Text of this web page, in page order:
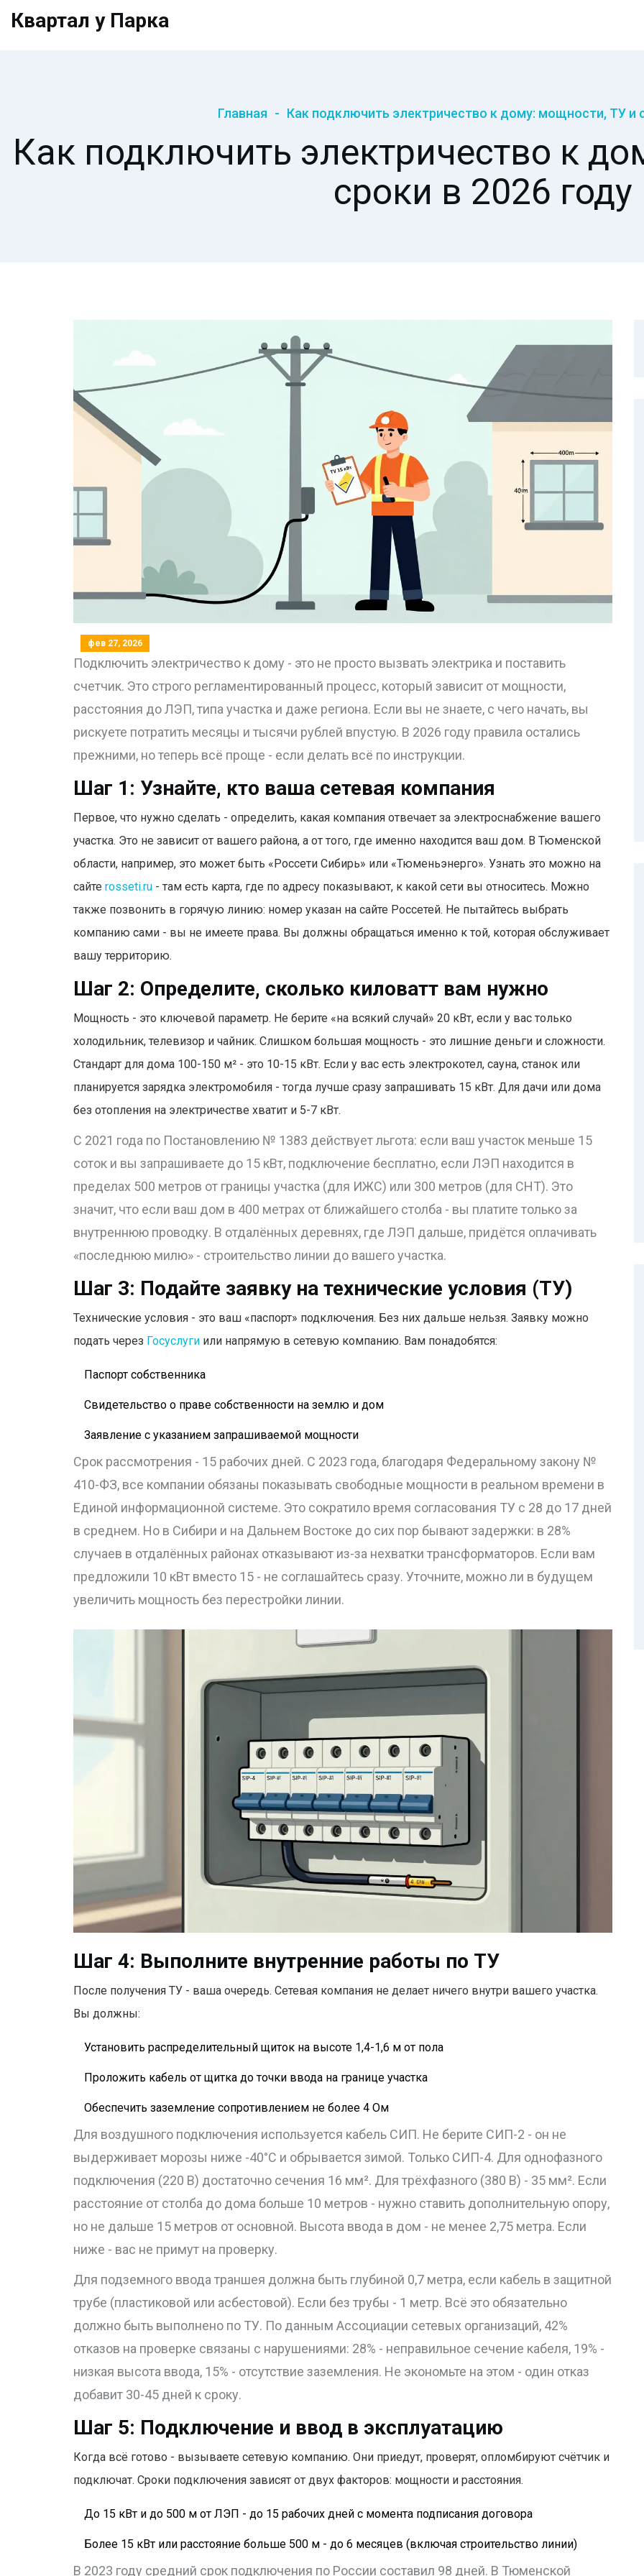
Квартал у Парка
Главная Как подключить электричество к дому: мощности, ТУ и
Как подключить электричество к
сроки в 2026 году
фев 27, 2026
Подключить электричество к дому - это не просто вызвать электрика и поставить
счетчик. Это строго регламентированный процесс, который зависит от мощности,
расстояния до ЛЭП, типа участка и даже региона. Если вы не знаете, с чего начать, вы
рискуете потратить месяцы и тысячи рублей впустую. В 2026 году правила остались
прежними, но теперь всё проще - если делать всё по инструкции.
Шаг 1: Узнайте, кто ваша сетевая компания
Первое, что нужно сделать - определить, какая компания отвечает за электроснабжение вашего
участка. Это не зависит от вашего района, а от того, где именно находится ваш дом. В Тюменской
области, например, это может быть «Россети Сибирь» или «Тюменьэнерго». Узнать это можно на
сайте rosseti.ru - там есть карта, где по адресу показывают, к какой сети вы относитесь. Можно
также позвонить в горячую линию: номер указан на сайте Россетей. Не пытайтесь выбрать
компанию сами - вы не имеете права. Вы должны обращаться именно к той, которая обслуживает
вашу территорию.
Шаг 2: Определите, сколько киловатт вам нужно
Мощность - это ключевой параметр. Не берите «на всякий случай» 20 кВт, если у вас только
холодильник, телевизор и чайник. Слишком большая мощность - это лишние деньги и сложности.
Стандарт для дома 100-150 м² - это 10-15 кВт. Если у вас есть электрокотел, сауна, станок или
планируется зарядка электромобиля - тогда лучше сразу запрашивать 15 кВт. Для дачи или дома
без отопления на электричестве хватит и 5-7 кВт.
С 2021 года по Постановлению № 1383 действует льгота: если ваш участок меньше 15
соток и вы запрашиваете до 15 кВт, подключение бесплатно, если ЛЭП находится в
пределах 500 метров от границы участка (для ИЖС) или 300 метров (для СНТ). Это
значит, что если ваш дом в 400 метрах от ближайшего столба - вы платите только за
внутреннюю проводку. В отдалённых деревнях, где ЛЭП дальше, придётся оплачивать
«последнюю милю» - строительство линии до вашего участка.
Шаг 3: Подайте заявку на технические условия (ТУ)
Технические условия - это ваш «паспорт» подключения. Без них дальше нельзя. Заявку можно
подать через Госуслуги или напрямую в сетевую компанию. Вам понадобятся:
Паспорт собственника
Свидетельство о праве собственности на землю и дом
Заявление с указанием запрашиваемой мощности
Срок рассмотрения - 15 рабочих дней. С 2023 года, благодаря Федеральному закону №
410-ФЗ, все компании обязаны показывать свободные мощности в реальном времени в
Единой информационной системе. Это сократило время согласования ТУ с 28 до 17 дней
в среднем. Но в Сибири и на Дальнем Востоке до сих пор бывают задержки: в 28%
случаев в отдалённых районах отказывают из-за нехватки трансформаторов. Если вам
предложили 10 кВт вместо 15 - не соглашайтесь сразу. Уточните, можно ли в будущем
увеличить мощность без перестройки линии.
Шаг 4: Выполните внутренние работы по ТУ
После получения ТУ - ваша очередь. Сетевая компания не делает ничего внутри вашего участка.
Вы должны:
Установить распределительный щиток на высоте 1,4-1,6 м от пола
Проложить кабель от щитка до точки ввода на границе участка
Обеспечить заземление сопротивлением не более 4 Ом
Для воздушного подключения используется кабель СИП. Не берите СИП-2 - он не
выдерживает морозы ниже -40°C и обрывается зимой. Только СИП-4. Для однофазного
подключения (220 В) достаточно сечения 16 мм². Для трёхфазного (380 В) - 35 мм². Если
расстояние от столба до дома больше 10 метров - нужно ставить дополнительную опору,
но не дальше 15 метров от основной. Высота ввода в дом - не менее 2,75 метра. Если
ниже - вас не примут на проверку.
Для подземного ввода траншея должна быть глубиной 0,7 метра, если кабель в защитной
трубе (пластиковой или асбестовой). Если без трубы - 1 метр. Всё это обязательно
должно быть выполнено по ТУ. По данным Ассоциации сетевых организаций, 42%
отказов на проверке связаны с нарушениями: 28% - неправильное сечение кабеля, 19% -
низкая высота ввода, 15% - отсутствие заземления. Не экономьте на этом - один отказ
добавит 30-45 дней к сроку.
Шаг 5: Подключение и ввод в эксплуатацию
Когда всё готово - вызываете сетевую компанию. Они приедут, проверят, опломбируют счётчик и
подключат. Сроки подключения зависят от двух факторов: мощности и расстояния.
До 15 кВт и до 500 м от ЛЭП - до 15 рабочих дней с момента подписания договора
Более 15 кВт или расстояние больше 500 м - до 6 месяцев (включая строительство линии)
В 2023 году средний срок подключения по России составил 98 дней. В Тюменской